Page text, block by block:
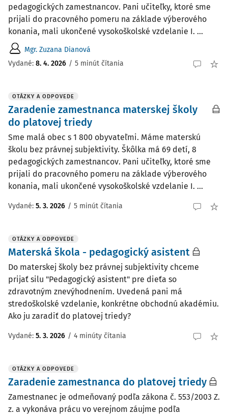
pedagogických zamestnancov. Pani učiteľky, ktoré sme
prijali do pracovného pomeru na základe výberového
konania, mali ukončené vysokoškolské vzdelanie I. ...
Mgr. Zuzana Dianová
Vydané: 8. 4. 2026 / 5 minút čítania
OTÁZKY A ODPOVEDE
Zaradenie zamestnanca materskej školy
do platovej triedy
Sme malá obec s 1 800 obyvateľmi. Máme materskú
školu bez právnej subjektivity. Škôlka má 69 detí, 8
pedagogických zamestnancov. Pani učiteľky, ktoré sme
prijali do pracovného pomeru na základe výberového
konania, mali ukončené vysokoškolské vzdelanie I. ...
Vydané: 5. 3. 2026 / 5 minút čítania
OTÁZKY A ODPOVEDE
Materská škola - pedagogický asistent
Do materskej školy bez právnej subjektivity chceme
prijať silu "Pedagogický asistent" pre dieťa so
zdravotným znevýhodnením. Uvedená pani má
stredoškolské vzdelanie, konkrétne obchodnú akadémiu.
Ako ju zaradiť do platovej triedy?
Vydané: 5. 3. 2026 / 4 minúty čítania
OTÁZKY A ODPOVEDE
Zaradenie zamestnanca do platovej triedy
Zamestnanec je odmeňovaný podľa zákona č. 553/2003 Z.
z. a vykonáva prácu vo verejnom záujme podľa